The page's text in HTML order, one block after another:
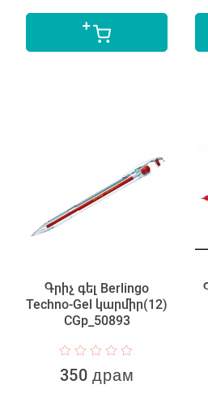
Գրիչ գել Berlingo
Techno-Gel կարմիր(12)
CGp_50893
350 драм